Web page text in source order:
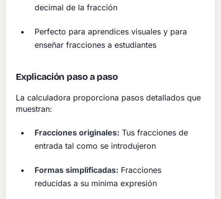
decimal de la fracción
Perfecto para aprendices visuales y para
enseñar fracciones a estudiantes
Explicación paso a paso
La calculadora proporciona pasos detallados que
muestran:
Fracciones originales: Tus fracciones de
entrada tal como se introdujeron
Formas simplificadas: Fracciones
reducidas a su mínima expresión